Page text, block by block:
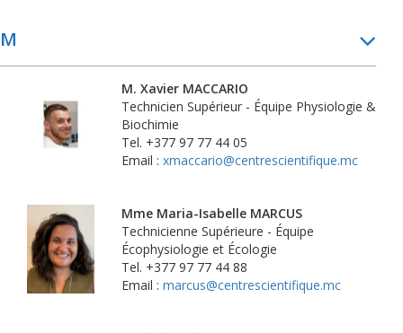
M
M. Xavier MACCARIO
Technicien Supérieur - Équipe Physiologie &
Biochimie
Tel. +377 97 77 44 05
Email : xmaccario@centrescientifique.mc
Mme Maria-Isabelle MARCUS
Technicienne Supérieure - Équipe
Écophysiologie et Écologie
Tel. +377 97 77 44 88
Email : marcus@centrescientifique.mc